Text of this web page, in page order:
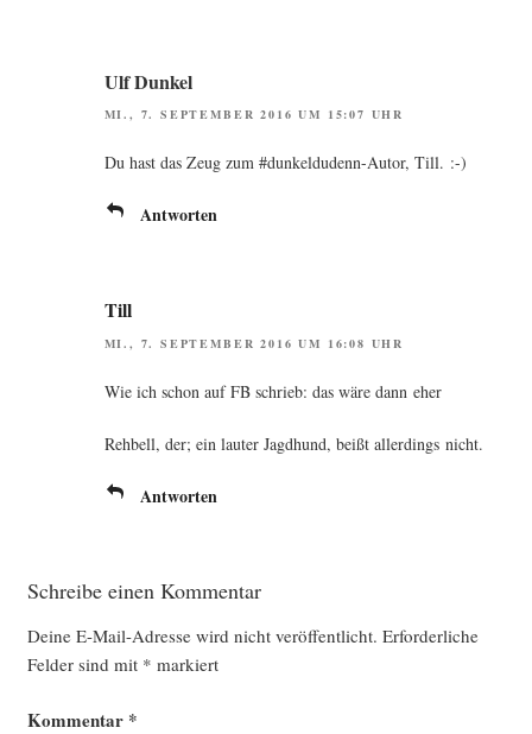
Ulf Dunkel
MI., 7. SEPTEMBER 2016 UM 15:07 UHR
Du hast das Zeug zum #dun­kel­du­denn-Autor, Till. :-)
Antworten
Till
MI., 7. SEPTEMBER 2016 UM 16:08 UHR
Wie ich schon auf FB schrieb: das wäre dann eher
Reh­bell, der; ein lau­ter Jagd­hund, beißt aller­dings nicht.
Antworten
Schreibe einen Kommentar
Deine E-Mail-Adresse wird nicht veröffentlicht. Erforderliche
Felder sind mit * markiert
Kommentar *